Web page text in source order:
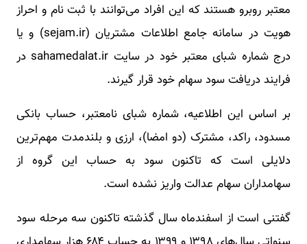
معتبر روبرو هستند که این افراد می‌توانند با ثبت نام و احراز
هویت در سامانه جامع اطلاعات مشتریان (sejam.ir) و یا
درج شماره شبای معتبر خود در سایت sahamedalat.ir در
فرایند دریافت سود سهام خود قرار گیرند.
بر اساس این اطلاعیه، شماره شبای نامعتبر، حساب بانکی
مسدود، راکد، مشترک (دو امضا)، ارزی و بلندمدت مهم‌ترین
دلایلی است که تاکنون سود به حساب این گروه از
سهامداران سهام عدالت واریز نشده است.
گفتنی است از اسفندماه سال گذشته تاکنون سه مرحله سود